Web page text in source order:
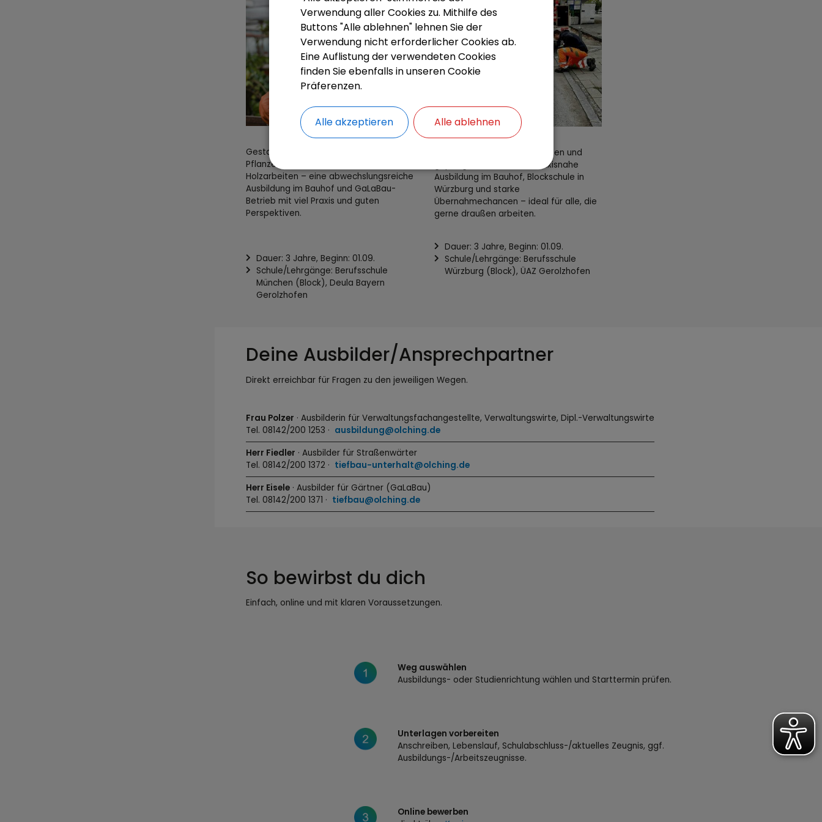
Gestalte Olching mit: Von
Pflanzenkenntnissen bis Pflaster- und
Holzarbeiten – eine abwechslungsreiche
Ausbildung im Bauhof und GaLaBau-
Betrieb mit viel Praxis und guten
Perspektiven.
Dauer: 3 Jahre, Beginn: 01.09.
Schule/Lehrgänge: Berufsschule
München (Block), Deula Bayern
Gerolzhofen
Pack mit an für sichere Straßen und
gepflegte Grünflächen. Praxisnahe
Ausbildung im Bauhof, Blockschule in
Würzburg und starke
Übernahmechancen – ideal für alle, die
gerne draußen arbeiten.
Dauer: 3 Jahre, Beginn: 01.09.
Schule/Lehrgänge: Berufsschule
Würzburg (Block), ÜAZ Gerolzhofen
Deine Ausbilder/Ansprechpartner
Direkt erreichbar für Fragen zu den jeweiligen Wegen.
Frau Polzer · Ausbilderin für Verwaltungsfachangestellte, Verwaltungswirte, Dipl.-Verwaltungswirte
Tel. 08142/200 1253 · ausbildung@olching.de
Herr Fiedler · Ausbilder für Straßenwärter
Tel. 08142/200 1372 · tiefbau-unterhalt@olching.de
Herr Eisele · Ausbilder für Gärtner (GaLaBau)
Tel. 08142/200 1371 · tiefbau@olching.de
So bewirbst du dich
Einfach, online und mit klaren Voraussetzungen.
Weg auswählen
Ausbildungs- oder Studienrichtung wählen und Starttermin prüfen.
Unterlagen vorbereiten
Anschreiben, Lebenslauf, Schulabschluss-/aktuelles Zeugnis, ggf.
Ausbildungs-/Arbeitszeugnisse.
Online bewerben
Verwendung aller Cookies zu. Mithilfe des
Buttons "Alle ablehnen" lehnen Sie der
Verwendung nicht erforderlicher Cookies ab.
Eine Auflistung der verwendeten Cookies
finden Sie ebenfalls in unseren Cookie
Präferenzen.
Alle akzeptieren Alle ablehnen